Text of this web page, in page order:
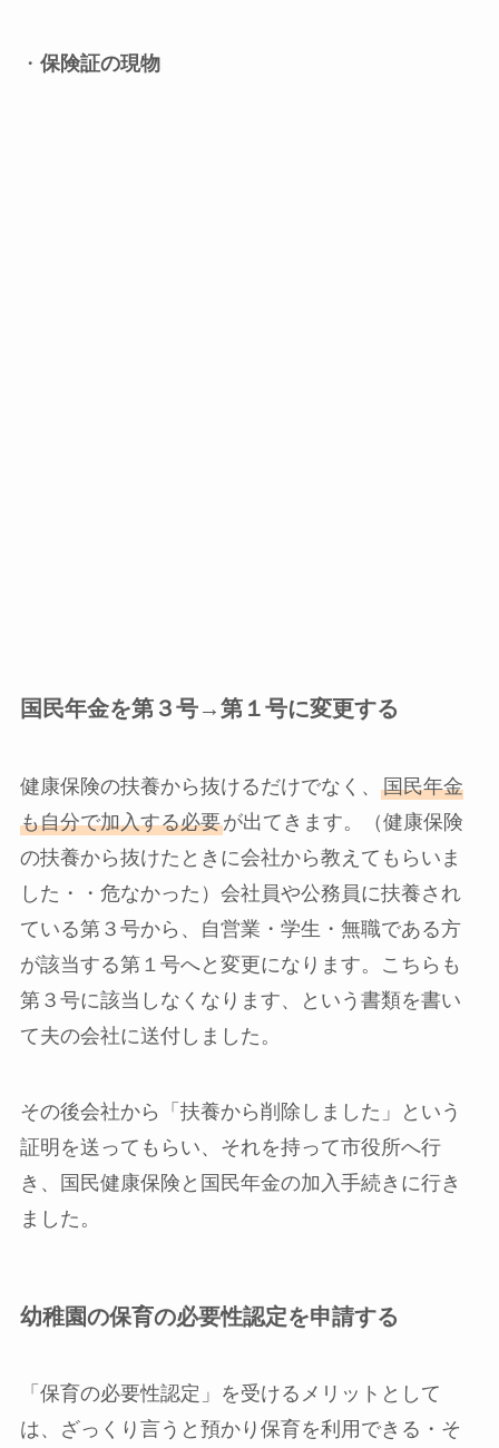
・ 保険証の現物
国民年金を第３号→第１号に変更する
健康保険の扶養から抜けるだけでなく、 国民年金
も自分で加入する必要が出てきます。（健康保険
の扶養から抜けたときに会社から教えてもらいま
した・・危なかった）会社員や公務員に扶養され
ている第３号から、自営業・学生・無職である方
が該当する第１号へと変更になります。こちらも
第３号に該当しなくなります、という書類を書い
て夫の会社に送付しました。
その後会社から「扶養から削除しました」という
証明を送ってもらい、それを持って市役所へ行
き、国民健康保険と国民年金の加入手続きに行き
ました。
幼稚園の保育の必要性認定を申請する
「 保育の必要性認定」を受けるメリット として
は、ざっくり言うと 預かり保育を利用できる・そ